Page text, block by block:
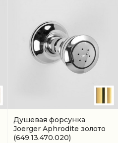
Душевая форсунка
Joerger Aphrodite золото
(649.13.470.020)